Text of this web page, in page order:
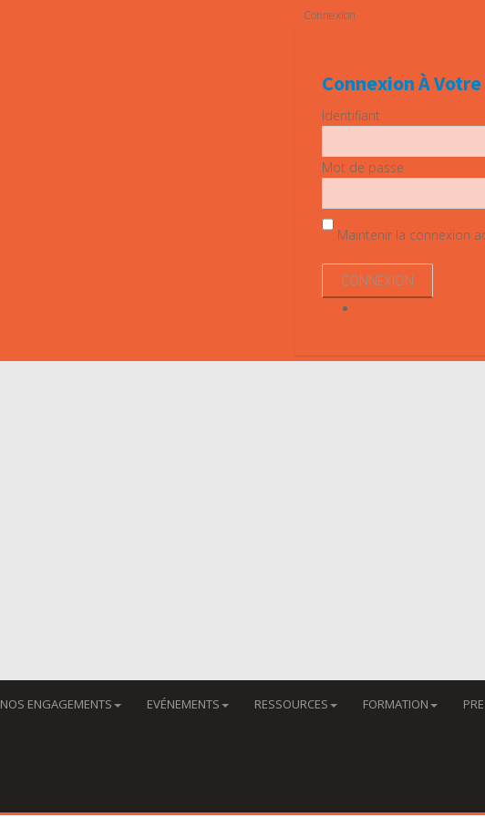
Connexion
Connexion À
Identifiant
Mot de passe
Maintenir la connexion
NOS ENGAGEMENTS EVÉNEMENTS RESSOURCES FORMATION